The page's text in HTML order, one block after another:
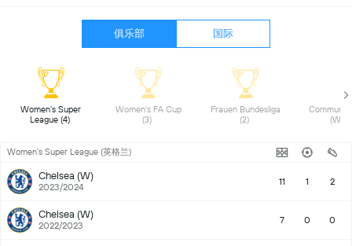
俱乐部 国际
Women’s Super
League (4)
Women's FA Cup
Frauen Bundesliga
Women’s Super League (英格兰)
Chelsea (W)
2023/2024 11 1 2
Chelsea (W)
2022/2023 7 0 0